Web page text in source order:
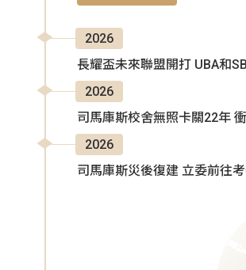
2026
長耀盃未來聯盟開打 UBA和
2026
司馬庫斯校舍無照卡關22年
2026
司馬庫斯災後復建 立委前往